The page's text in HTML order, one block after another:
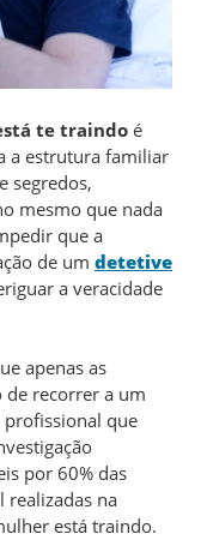
te traindo é
a estrutura familiar
segredos,
mesmo que nada
que a
de um detetive
a veracidade
apenas as
de recorrer a um
profissional que
por 60% das
realizadas na
está traindo.